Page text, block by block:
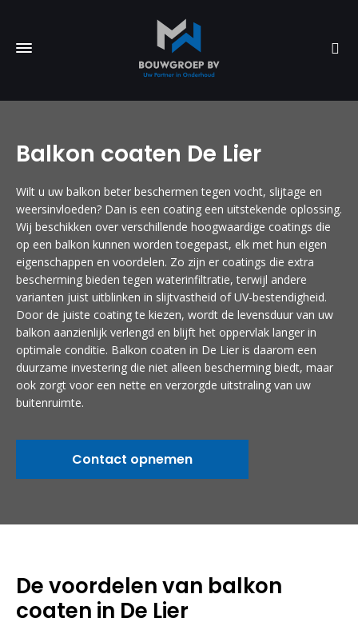
Balkon coaten De Lier
Wilt u uw balkon beter beschermen tegen vocht, slijtage en
weersinvloeden? Dan is een coating een uitstekende oplossing.
Wij beschikken over verschillende hoogwaardige coatings die
op een balkon kunnen worden toegepast, elk met hun eigen
eigenschappen en voordelen. Zo zijn er coatings die extra
bescherming bieden tegen waterinfiltratie, terwijl andere
varianten juist uitblinken in slijtvastheid of UV-bestendigheid.
Door de juiste coating te kiezen, wordt de levensduur van uw
balkon aanzienlijk verlengd en blijft het oppervlak langer in
optimale conditie. Balkon coaten in De Lier is daarom een
duurzame investering die niet alleen bescherming biedt, maar
ook zorgt voor een nette en verzorgde uitstraling van uw
buitenruimte.
Contact opnemen
De voordelen van balkon
coaten in De Lier